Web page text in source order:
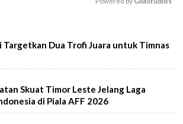
Dua Trofi Juara untuk Timnas
Skuat Timor Leste Jelang Laga
di Piala AFF 2026